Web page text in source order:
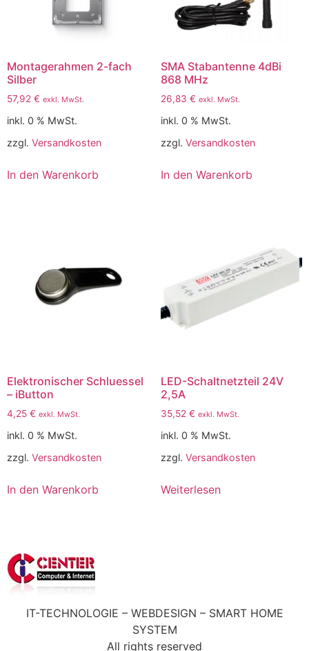
Montagerahmen 2-fach
Silber
57,92 € exkl. MwSt.
inkl. 0 % MwSt.
zzgl. Versandkosten
In den Warenkorb
SMA Stabantenne 4dBi
868 MHz
26,83 € exkl. MwSt.
inkl. 0 % MwSt.
zzgl. Versandkosten
In den Warenkorb
Elektronischer Schluessel
– iButton
4,25 € exkl. MwSt.
inkl. 0 % MwSt.
zzgl. Versandkosten
In den Warenkorb
LED-Schaltnetzteil 24V
2,5A
35,52 € exkl. MwSt.
inkl. 0 % MwSt.
zzgl. Versandkosten
Weiterlesen
IT-TECHNOLOGIE – WEBDESIGN – SMART HOME
SYSTEM
All rights reserved